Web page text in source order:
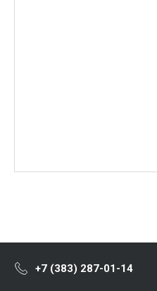
+7 (383) 287-01-14